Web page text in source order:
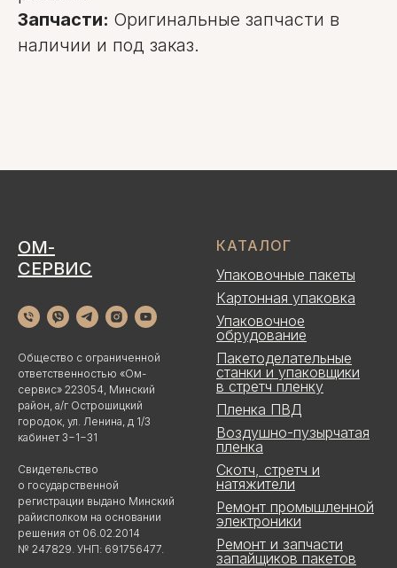
Запчасти: Оригинальные запчасти в
наличии и под заказ.
ОМ-
СЕРВИС
Общество с ограниченной
ответственностью «Ом-
сервис» 223054, Минский
район, а/г Острошицкий
городок, ул. Ленина, д 1/3
кабинет 3−1−31
Свидетельство
о государственной
регистрации выдано Минский
райисполком на основании
решения от 06.02.2014
№ 247829. УНП: 691756477.
КАТАЛОГ
Упаковочные пакеты
Картонная упаковка
Упаковочное
обрудование
Пакетоделательные
станки и упаковщики
в стретч пленку
Пленка ПВД
Воздушно-пузырчатая
пленка
Скотч, стретч и
натяжители
Ремонт промышленной
электроники
Ремонт и запчасти
запайщиков пакетов